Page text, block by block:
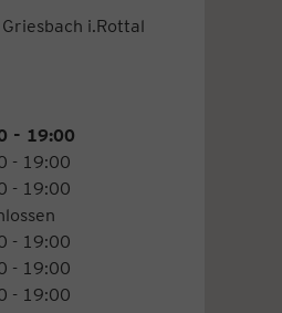
i.Rottal
- 19:00
- 19:00
- 19:00
- 19:00
- 19:00
- 19:00